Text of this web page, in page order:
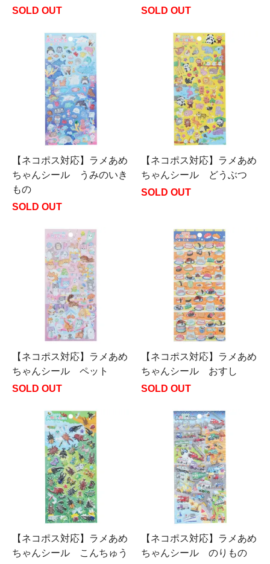
SOLD OUT
SOLD OUT
【ネコポス対応】ラメあめ
ちゃんシール うみのいき
もの
SOLD OUT
【ネコポス対応】ラメあめ
ちゃんシール どうぶつ
SOLD OUT
【ネコポス対応】ラメあめ
ちゃんシール ペット
SOLD OUT
【ネコポス対応】ラメあめ
ちゃんシール おすし
SOLD OUT
【ネコポス対応】ラメあめ
ちゃんシール こんちゅう
【ネコポス対応】ラメあめ
ちゃんシール のりもの